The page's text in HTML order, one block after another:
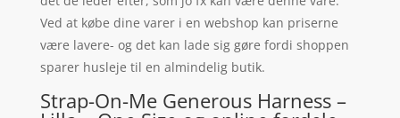
Ved at købe dine varer i en webshop kan priserne
være lavere- og det kan lade sig gøre fordi shoppen
sparer husleje til en almindelig butik.
Strap-On-Me Generous Harness –